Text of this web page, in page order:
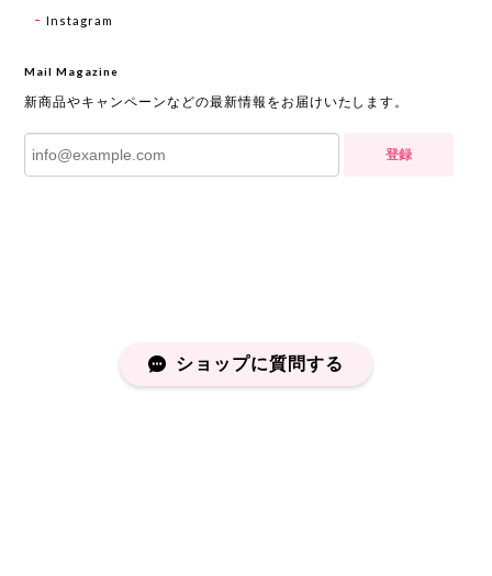
Instagram
Mail Magazine
新商品やキャンペーンなどの最新情報をお届けいたします。
登録
ショップに質問する